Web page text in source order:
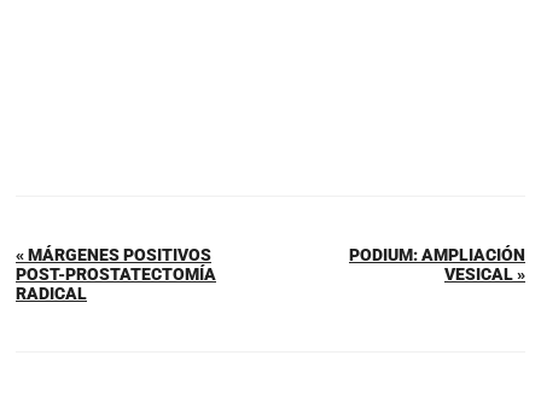
« MÁRGENES POSITIVOS
POST-PROSTATECTOMÍA
RADICAL
PODIUM: AMPLIACIÓN
VESICAL »